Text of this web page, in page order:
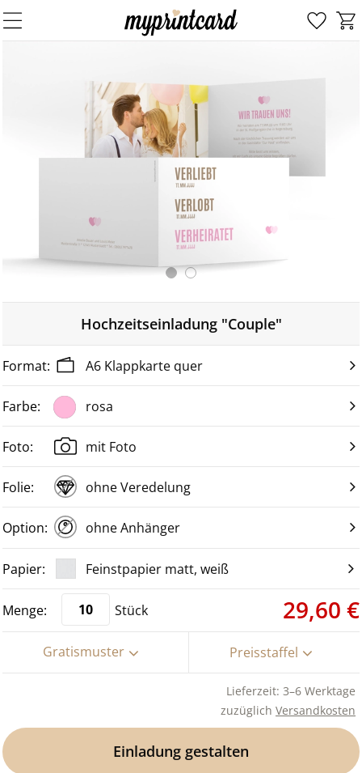
Hochzeitseinladung "Couple"
A6 Klappkarte quer
rosa
mit Foto
ohne Veredelung
ohne Anhänger
Feinstpapier matt, weiß
Stück 29,60 €
Gratismuster Preisstaffel
Lieferzeit: 3–6 Werktage
zuzüglich Versandkosten
Einladung gestalten